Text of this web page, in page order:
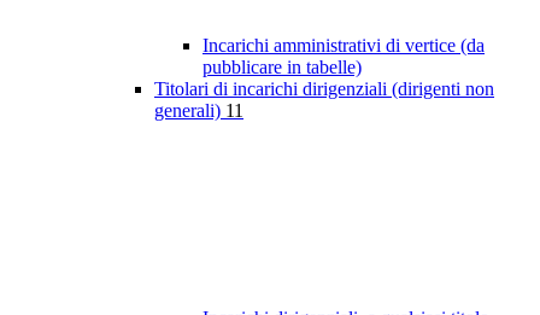
Incarichi amministrativi di vertice (da
pubblicare in tabelle)
Titolari di incarichi dirigenziali (dirigenti non
generali) 11